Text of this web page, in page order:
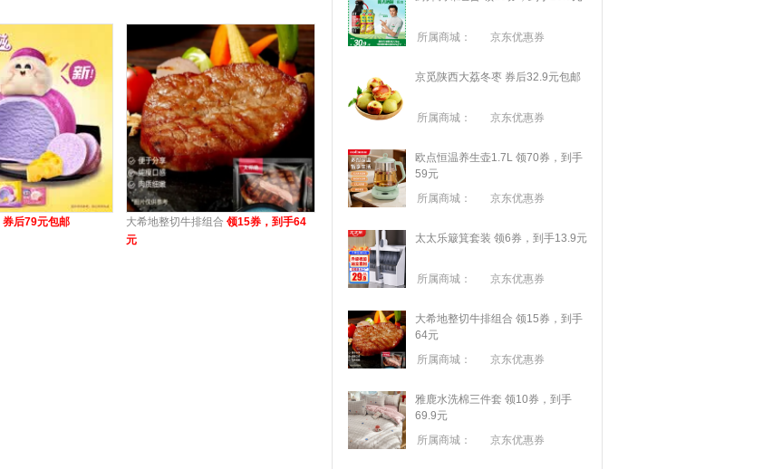
券后79元包邮 大希地整切牛排组合 领15券，到手64
元
所属商城： 京东优惠券
京觅陕西大荔冬枣 券后32.9元包邮
所属商城： 京东优惠券
欧点恒温养生壶1.7L 领70券，到手
59元
所属商城：
京东优惠券
太太乐簸箕套装 领6券，到手13.9元
所属商城： 京东优惠券
大希地整切牛排组合 领15券，到手
64元
所属商城：
京东优惠券
雅鹿水洗棉三件套 领10券，到手
69.9元
所属商城：
京东优惠券